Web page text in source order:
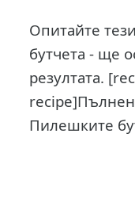
Опитайте
бутчета - ще
резултата.
Пилешките